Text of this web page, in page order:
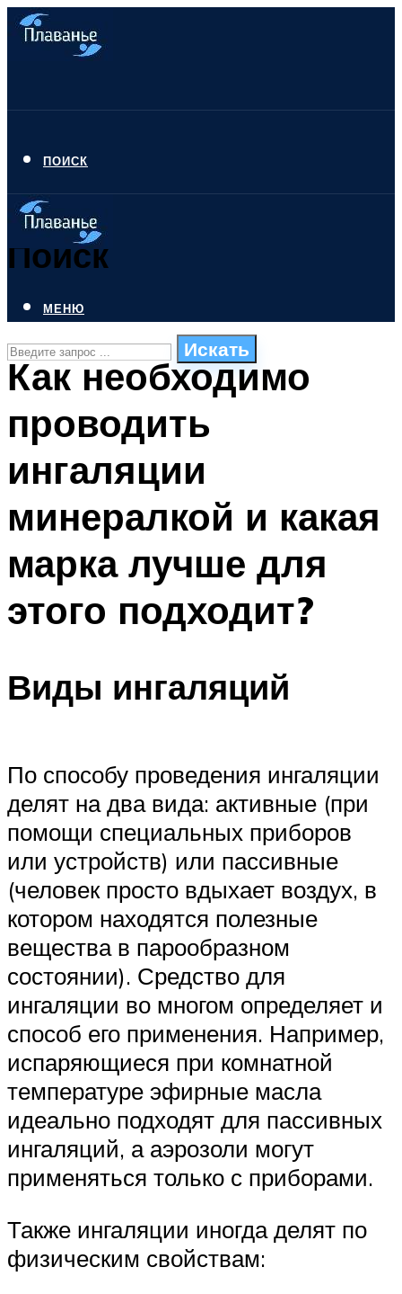
ПОИСК
Поиск
Искать
ПЛАВАНЬЕ ДЛЯ ДЕТЕЙ
БАССЕЙН ДЛЯ ДОМА
МЕНЮ
МЕНЮ
Как необходимо
проводить
ингаляции
минералкой и какая
марка лучше для
этого подходит?
Виды ингаляций
По способу проведения ингаляции
делят на два вида: активные (при
помощи специальных приборов
или устройств) или пассивные
(человек просто вдыхает воздух, в
котором находятся полезные
вещества в парообразном
состоянии). Средство для
ингаляции во многом определяет и
способ его применения. Например,
испаряющиеся при комнатной
температуре эфирные масла
идеально подходят для пассивных
ингаляций, а аэрозоли могут
применяться только с приборами.
Также ингаляции иногда делят по
физическим свойствам: